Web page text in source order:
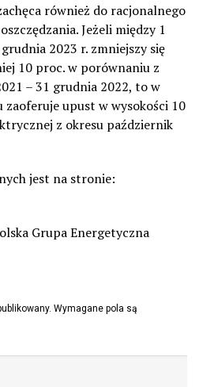
również do racjonalnego
Jeżeli między 1
2023 r. zmniejszy się
10 proc. w porównaniu z
– 31 grudnia 2022, to w
zaoferuje upust w wysokości 10
z okresu październik
jest na stronie:
Grupa Energetyczna
Wymagane pola są